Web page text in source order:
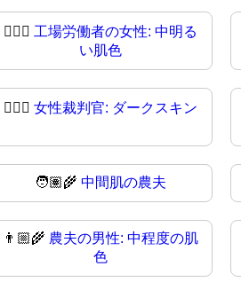
👩🏼‍⚖ 工場労働者の女性: 中明る
い肌色
👩🏿‍⚖️女性裁判官: ダークスキン
🧑🏽‍🌾中間肌の農夫
👨🏼‍🌾 農夫の男性: 中程度の肌
色